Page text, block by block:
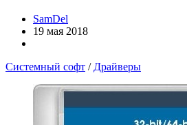
SamDel
19 мая 2018
Системный софт / Драйверы